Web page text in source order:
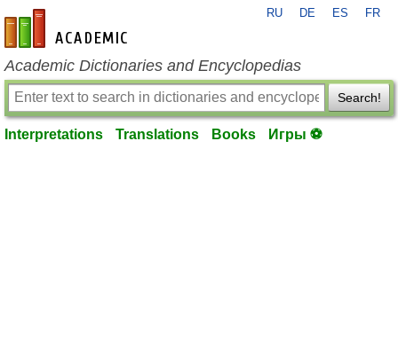
en-academic.com
RU DE ES FR
Academic Dictionaries and Encyclopedias
Search!
Interpretations Translations Books Игры ⚽